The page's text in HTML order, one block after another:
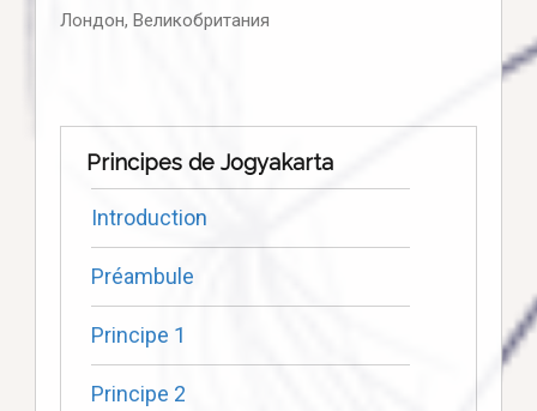
Лондон, Великобритания
Principes de Jogyakarta
Introduction
Préambule
Principe 1
Principe 2